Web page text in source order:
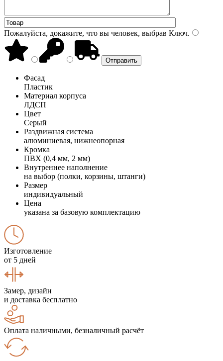
Пожалуйста, докажите, что вы человек, выбрав Ключ.
Фасад
Пластик
Материал корпуса
ЛДСП
Цвет
Серый
Раздвижная система
алюминиевая, нижнеопорная
Кромка
ПВХ (0,4 мм, 2 мм)
Внутреннее наполнение
на выбор (полки, корзины, штанги)
Размер
индивидуальный
Цена
указана за базовую комплектацию
Изготовление
от 5 дней
Замер, дизайн
и доставка бесплатно
Оплата наличными, безналичный расчёт